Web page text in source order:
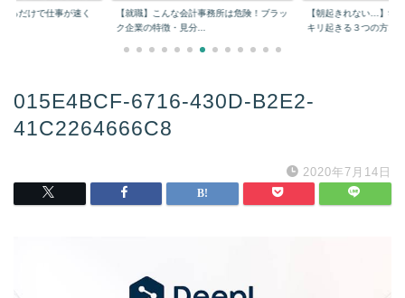
るだけで仕事が速く
【就職】こんな会計事務所は危険！ブラッ
ク企業の特徴・見分...
【朝起きれない…】学
キリ起きる３つの方...
015E4BCF-6716-430D-B2E2-
41C2264666C8
2020年7月14日